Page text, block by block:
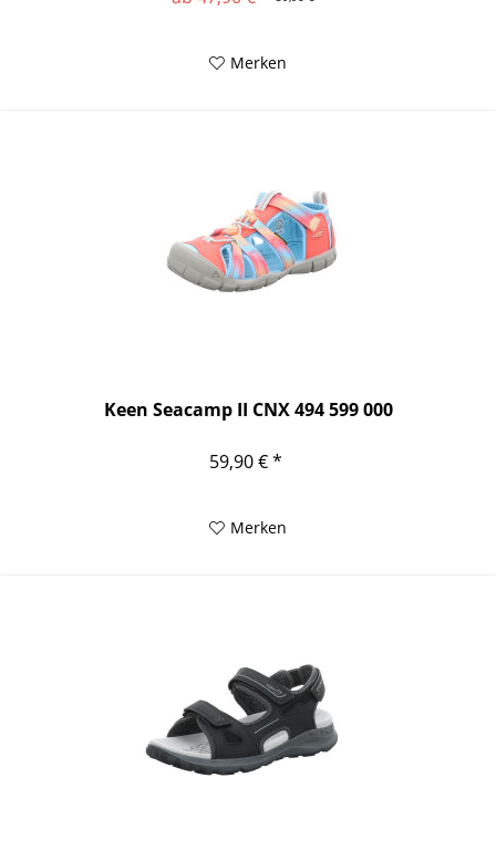
Merken
Keen Seacamp II CNX 494 599 000
59,90 € *
Merken